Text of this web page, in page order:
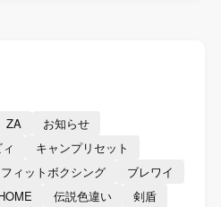
ZA
お知らせ
キャンプリセット
フィットボクシング
ブレワイ
伝説色違い
剣盾